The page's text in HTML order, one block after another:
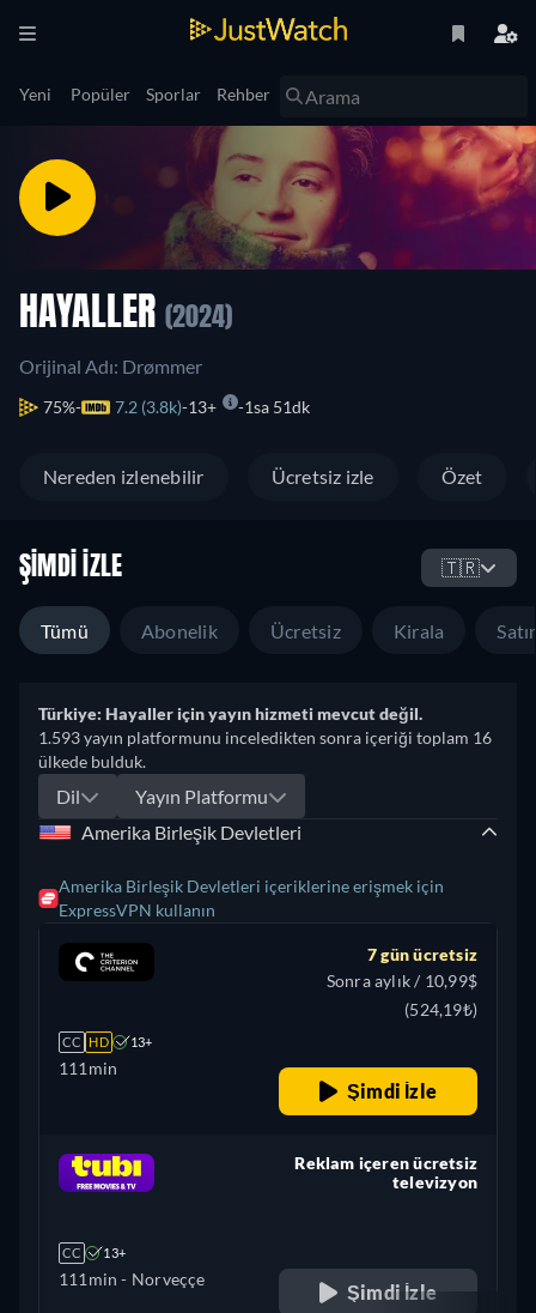
Yeni Popüler Sporlar Rehber
HAYALLER (2024)
Orijinal Adı: Drømmer
75% 7.2 (3.8k) 13+ 1sa 51dk
Nereden izlenebilir Ücretsiz izle Özet
ŞIMDI İZLE 🇹🇷
Tümü Abonelik Ücretsiz Kirala
Türkiye: Hayaller için yayın hizmeti mevcut değil.
1.593 yayın platformunu inceledikten sonra içeriği toplam 16
ülkede bulduk.
Dil
Yayın Platformu
Amerika Birleşik Devletleri
Amerika Birleşik Devletleri içeriklerine erişmek için
ExpressVPN kullanın
CC HD 13+
111min
7 gün ücretsiz
Sonra aylık / 10,99$
(524,19₺)
Şimdi İzle
CC 13+
111min - Norveççe
Reklam içeren ücretsiz
televizyon
Şimdi İzle